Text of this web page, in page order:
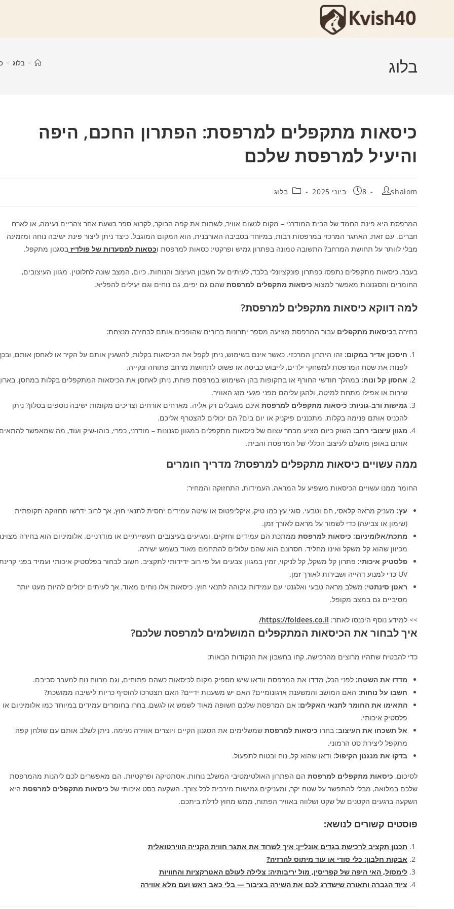
בלוג > בלוג >
כיסאות מתקפלים למרפסת: הפתרון החכם, היפה
והיעיל למרפסת שלכם
מחבר:
shalom פורסם: 8 ביוני 2025 קטגוריה:
בלוג
המרפסת היא פינת החמד של הבית המודרני – מקום לנשום אוויר, לשתות את קפה הבוקר, לקרוא ספר בשעת אחר צהריים נעימה, או לארח
חברים. עם זאת, האתגר המרכזי במרפסות רבות, במיוחד בסביבה האורבנית, הוא המקום המוגבל. כיצד ניתן ליצור פינת ישיבה נוחה ומזמינה
מבלי לוותר על תחושת המרחב? התשובה טמונה בפתרון גמיש ופרקטי: כסאות למרפסת וכסאות למסעדות של פולדיז בסגנון מתקפל.
בעבר, כיסאות מתקפלים נתפסו כפתרון פונקציונלי בלבד, לעיתים על חשבון העיצוב והנוחות. כיום, המצב שונה לחלוטין. מגוון העיצובים,
החומרים והסגנונות מאפשר למצוא כיסאות מתקפלים למרפסת שהם גם יפים, גם נוחים וגם יעילים להפליא.
למה דווקא כיסאות מתקפלים למרפסת?
בחירה בכיסאות מתקפלים עבור המרפסת מציעה מספר יתרונות ברורים שהופכים אותם לבחירה מנצחת:
חיסכון אדיר במקום: זהו היתרון המרכזי. כאשר אינם בשימוש, ניתן לקפל את הכיסאות בקלות, להשעין אותם על הקיר או לאחסן אותם,
לפנות את שטח המרפסת למשחקי ילדים, לייבוש כביסה או פשוט לתחושת מרחב פתוחה ונקייה.
אחסון קל ונוח: במהלך חודשי החורף או בתקופות בהן השימוש במרפסת פוחת, ניתן לאחסן את הכיסאות המתקפלים בקלות במחסן,
שירות או אפילו מתחת למיטה, ולהגן עליהם מפני פגעי מזג האוויר.
גמישות ורב-גוניות: כיסאות מתקפלים למרפסת אינם מוגבלים רק אליה. מארחים אורחים וצריכים מקומות ישיבה נוספים בסלון? ניתן
להכניס אותם פנימה בקלות. מתכננים פיקניק או יום בים? הם יכולים להצטרף אליכם.
מגוון עיצובי רחב: השוק כיום מציע מבחר עצום של כיסאות מתקפלים במגוון סגנונות – מודרני, כפרי, בוהו-שיק ועוד, מה שמאפשר
אותם באופן מושלם לעיצוב הכללי של המרפסת והבית.
ממה עשויים כיסאות מתקפלים למרפסת? מדריך חומרים
החומר ממנו עשויים הכיסאות משפיע על המראה, העמידות, התחזוקה והמחיר:
עץ: מעניק מראה קלאסי, חם וטבעי. סוגי עץ כמו טיק, איקליפטוס או שיטה עמידים יחסית לתנאי חוץ, אך לרוב ידרשו תחזוקה תקופתית
(שימון או צביעה) כדי לשמור על מראם לאורך זמן.
מתכת/אלומיניום: כיסאות למרפסת ממתכת הם עמידים וחזקים, ומגיעים בעיצובים תעשייתיים או מודרניים. אלומיניום הוא בחירה
מכיוון שהוא קל משקל ואינו מחליד. חסרונם הוא שהם עלולים להתחמם מאוד בשמש ישירה.
פלסטיק איכותי: פתרון קל משקל, קל לניקוי, זמין במגוון צבעים ועל פי רוב ידידותי לתקציב. חשוב לבחור בפלסטיק איכותי ועמיד בפני
UV כדי למנוע דהייה ושבירות לאורך זמן.
ראטן סינתטי: משלב מראה טבעי ואלגנטי עם עמידות גבוהה לתנאי חוץ. כיסאות אלו נוחים מאוד, אך לעיתים יכולים להיות מעט יותר
מסיביים גם במצב מקופל.
>> למידע נוסף היכנסו לאתר: https://foldees.co.il/
איך לבחור את הכיסאות המתקפלים המושלמים למרפסת שלכם?
כדי להבטיח שתהיו מרוצים מהרכישה, קחו בחשבון את הנקודות הבאות:
מדדו את השטח: לפני הכל, מדדו את המרפסת וודאו שיש מספיק מקום לכיסאות כשהם פתוחים, וגם מרווח נוח למעבר סביבם.
חשבו על נוחות: האם המושב והמשענת ארגונומיים? האם יש משענות ידיים? האם תצטרכו להוסיף כריות לישיבה ממושכת?
התאימו את החומר לתנאי האקלים: אם המרפסת שלכם חשופה מאוד לשמש או לגשם, בחרו בחומרים עמידים במיוחד כמו אלומיניום או
פלסטיק איכותי.
אל תשכחו את העיצוב: בחרו כיסאות למרפסת שמשלימים את הסגנון הקיים ויוצרים אווירה נעימה. ניתן לשלב אותם עם שולחן קפה
מתקפל ליצירת סט הרמוני.
בדקו את מנגנון הקיפול: ודאו שהוא קל, נוח ובטוח לתפעול.
לסיכום, כיסאות מתקפלים למרפסת הם הפתרון האולטימטיבי המשלב נוחות, אסתטיקה ופרקטיות. הם מאפשרים לכם ליהנות מהמרפסת
שלכם במלואה, מבלי להתפשר על שטח יקר, ומעניקים גמישות מירבית לכל צורך. השקעה בסט איכותי של כיסאות מתקפלים למרפסת היא
השקעה ברגעים הקטנים של שקט ושלווה באוויר הפתוח, ממש מחוץ לדלת ביתכם.
פוסטים קשורים לנושא:
תכנון תקציב לרכישת בגדים אונליין: איך לשרוד את אתגר חווית הקנייה הווירטואלית
אבקות חלבון: כלי סודי או עוד מיתוס להרזיה?
לימסול, האי היפה של קפריסין, מול יריבותיה: צלילה לעולם האטרקציות והחוויות
ציוד הגברה ותאורה שישדרג לכם את השירה בציבור — בלי כאב ראש ועם מלא אווירה